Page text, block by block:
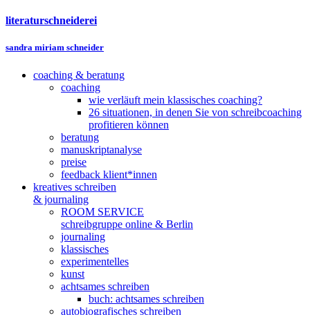
literaturschneiderei
sandra miriam schneider
coaching & beratung
coaching
wie verläuft mein klassisches coaching?
26 situationen, in denen Sie von schreibcoaching
profitieren können
beratung
manuskriptanalyse
preise
feedback klient*innen
kreatives schreiben
& journaling
ROOM SERVICE
schreibgruppe online & Berlin
journaling
klassisches
experimentelles
kunst
achtsames schreiben
buch: achtsames schreiben
autobiografisches schreiben